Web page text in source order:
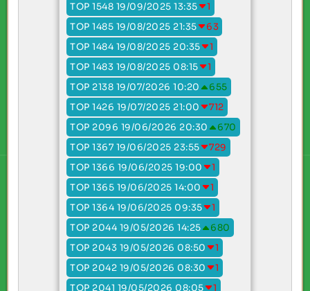
TOP 1548 19/09/2025 13:35
1
TOP 1485 19/08/2025 21:35
63
TOP 1484 19/08/2025 20:35
1
TOP 1483 19/08/2025 08:15
1
TOP 2138 19/07/2026 10:20
655
TOP 1426 19/07/2025 21:00
712
TOP 2096 19/06/2026 20:30
670
TOP 1367 19/06/2025 23:55
729
TOP 1366 19/06/2025 19:00
1
TOP 1365 19/06/2025 14:00
1
TOP 1364 19/06/2025 09:35
1
TOP 2044 19/05/2026 14:25
680
TOP 2043 19/05/2026 08:50
1
TOP 2042 19/05/2026 08:30
1
TOP 2041 19/05/2026 08:05
1